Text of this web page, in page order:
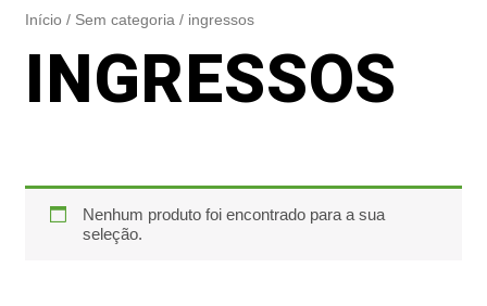
Início / Sem categoria / ingressos
INGRESSOS
Nenhum produto foi encontrado para a sua
seleção.